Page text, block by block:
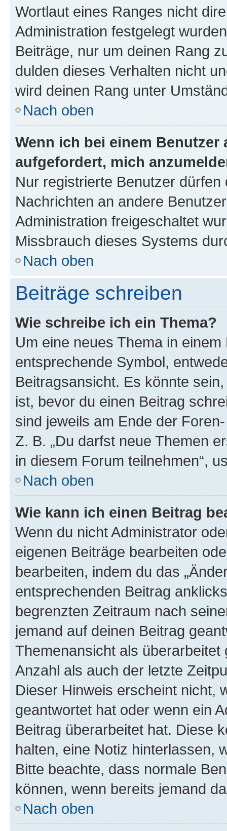
Wortlaut eines Ranges nicht
Administration festgelegt
Beiträge, nur um deinen Rang
dulden dieses Verhalten nicht
wird deinen Rang unter
Nach oben
Wenn ich bei einem
aufgefordert, mich
Nur registrierte Benutzer
Nachrichten an andere
Administration freigeschaltet
Missbrauch dieses Systems
Nach oben
Beiträge schreiben
Wie schreibe ich ein Thema?
Um eine neues Thema in
entsprechende Symbol,
Beitragsansicht. Es könnte
ist, bevor du einen Beitrag
sind jeweils am Ende der
Z. B. „Du darfst neue Themen
in diesem Forum teilnehmen“,
Nach oben
Wie kann ich einen Beitrag
Wenn du nicht Administrator
eigenen Beiträge bearbeiten
bearbeiten, indem du das
entsprechenden Beitrag
begrenzten Zeitraum nach
jemand auf deinen Beitrag
Themenansicht als
Anzahl als auch der letzte
Dieser Hinweis erscheint nicht,
geantwortet hat oder wenn ein
Beitrag überarbeitet hat. Diese
halten, eine Notiz hinterlassen,
Bitte beachte, dass normale
können, wenn bereits jemand
Nach oben